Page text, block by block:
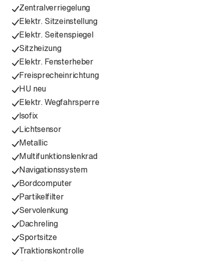
Zentralverriegelung
Elektr. Sitzeinstellung
Elektr. Seitenspiegel
Sitzheizung
Elektr. Fensterheber
Freisprecheinrichtung
HU neu
Elektr. Wegfahrsperre
Isofix
Lichtsensor
Metallic
Multifunktionslenkrad
Navigationssystem
Bordcomputer
Partikelfilter
Servolenkung
Dachreling
Sportsitze
Traktionskontrolle